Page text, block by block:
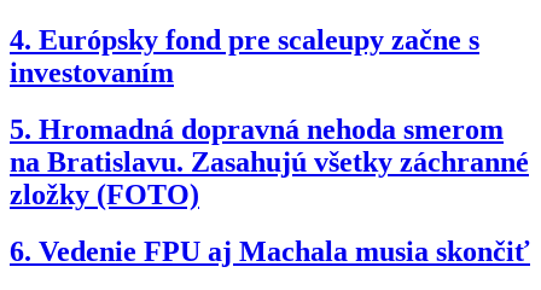
4. Európsky fond pre scaleupy začne s
investovaním
5. Hromadná dopravná nehoda smerom
na Bratislavu. Zasahujú všetky záchranné
zložky (FOTO)
6. Vedenie FPU aj Machala musia skončiť